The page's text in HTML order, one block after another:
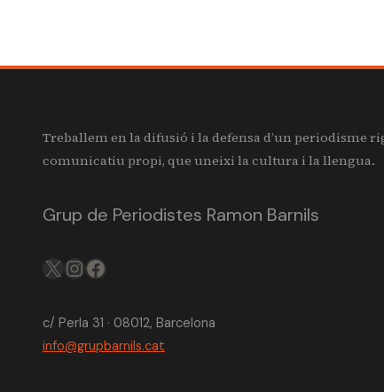
Treballem en la difusió i la defensa d’un periodisme
comunicatiu propi, que uneixi la cultura i la llengua.
Grup de Periodistes Ramon Barnils
X IGFB
c/ Perla 31 · 08012, Barcelona
info@grupbarnils.cat